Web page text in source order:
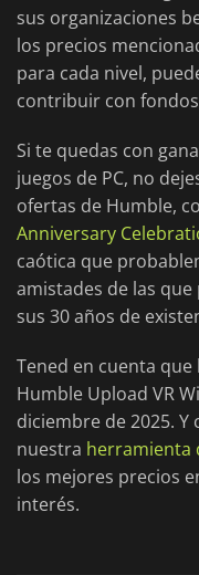
sus organizaciones
los precios
para cada nivel,
contribuir con
Si te quedas con
juegos de PC, no
ofertas de Humble,
Anniversary
caótica que
amistades de las
sus 30 años de
Tened en cuenta
Humble Upload VR
diciembre de 2025.
nuestra herramienta
los mejores precios
interés.